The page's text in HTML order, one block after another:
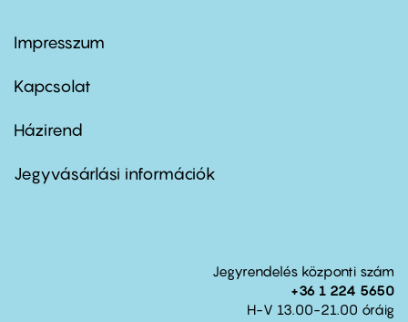
Footer
first
Impresszum
Kapcsolat
Footer
second
Házirend
Jegyvásárlási információk
Jegyrendelés központi szám
+36 1 224 5650
H-V 13.00-21.00 óráig